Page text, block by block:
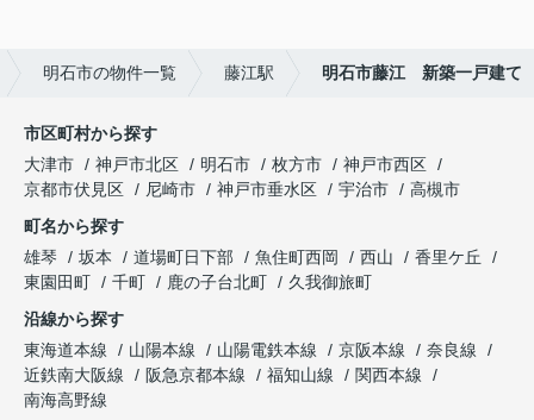
明石市の物件一覧 藤江駅 明石市藤江 新築一戸建て
市区町村から探す
大津市
神戸市北区 明石市 枚方市
神戸市西区
京都市伏見区
尼崎市 神戸市垂水区 宇治市
高槻市
町名から探す
雄琴
坂本 道場町日下部 魚住町西岡 西山
香里ケ丘
東園田町
千町 鹿の子台北町
久我御旅町
沿線から探す
東海道本線
山陽本線 山陽電鉄本線 京阪本線
奈良線
近鉄南大阪線
阪急京都本線 福知山線
関西本線
南海高野線